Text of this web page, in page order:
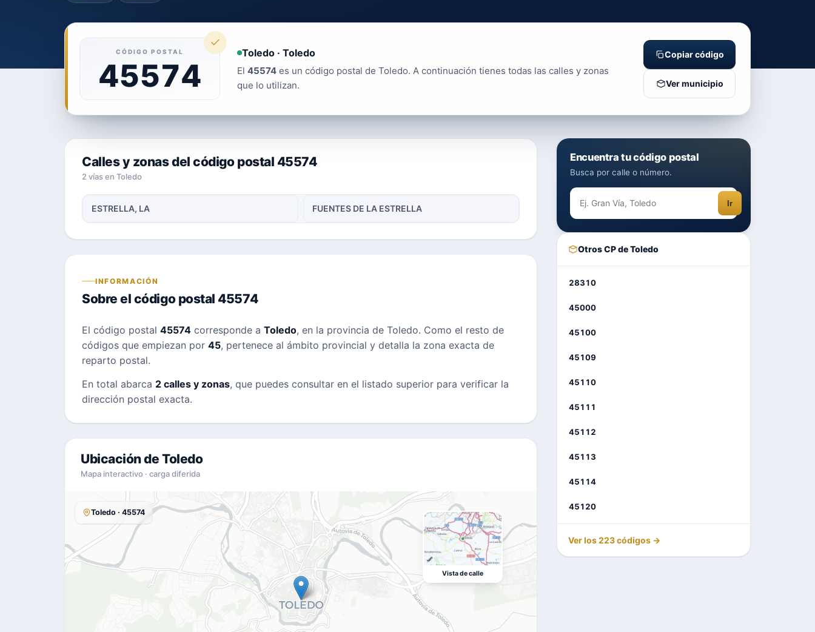
CÓDIGO POSTAL
45574
Toledo · Toledo
El 45574 es un código postal de Toledo. A continuación tienes todas las calles y zonas
que lo utilizan.
Copiar código
Ver municipio
Calles y zonas del código postal 45574
2 vías en Toledo
ESTRELLA, LA FUENTES DE LA ESTRELLA
INFORMACIÓN
Sobre el código postal 45574
El código postal 45574 corresponde a Toledo, en la provincia de Toledo. Como el resto de
códigos que empiezan por 45, pertenece al ámbito provincial y detalla la zona exacta de
reparto postal.
En total abarca 2 calles y zonas, que puedes consultar en el listado superior para verificar la
dirección postal exacta.
Ubicación de Toledo
Mapa interactivo · carga diferida
Toledo · 45574
Vista de calle
Encuentra tu código postal
Busca por calle o número.
Ir
Otros CP de Toledo
28310
45000
45100
45109
45110
45111
45112
45113
45114
45120
Ver los 223 códigos →